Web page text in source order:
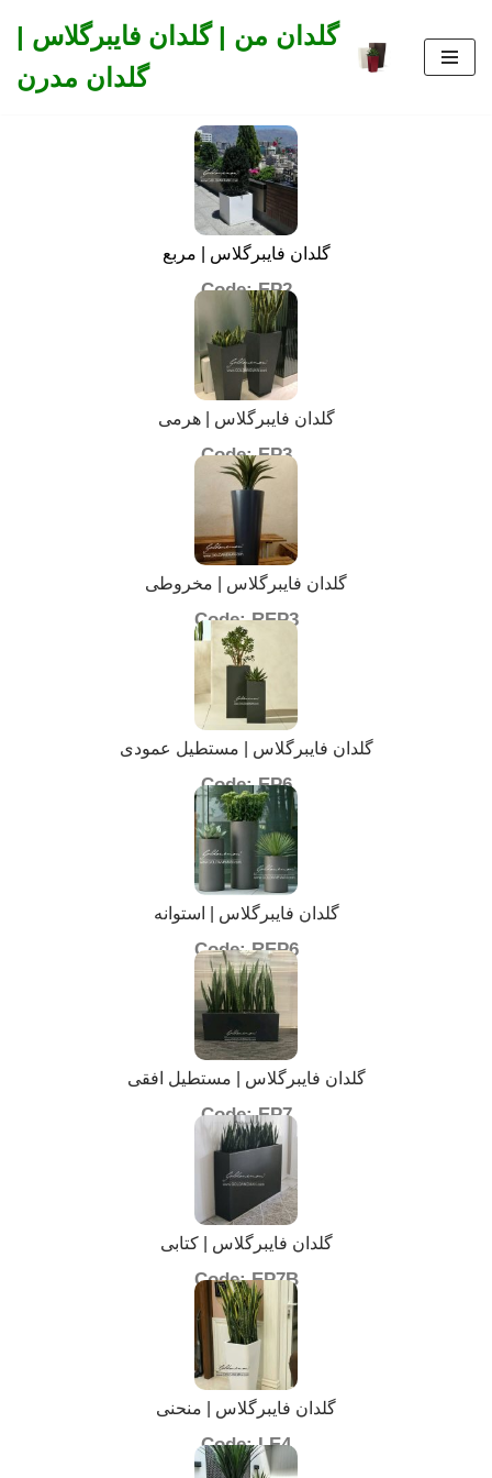
to
گلدان من | گلدان فایبرگلاس |
گلدان مدرن
گلدان فایبرگلاس | مربع
Code: EP2
گلدان فایبرگلاس | هرمی
Code: EP3
گلدان فایبرگلاس | مخروطی
Code: REP3
گلدان فایبرگلاس | مستطیل عمودی
Code: EP6
گلدان فایبرگلاس | استوانه
Code: REP6
گلدان فایبرگلاس | مستطیل افقی
Code: EP7
گلدان فایبرگلاس | کتابی
Code: EP7B
گلدان فایبرگلاس | منحنی
Code: LE4